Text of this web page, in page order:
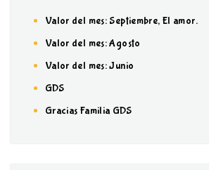
Valor del mes: Septiembre, El amor.
Valor del mes: Agosto
Valor del mes: Junio
GDS
Gracias Familia GDS